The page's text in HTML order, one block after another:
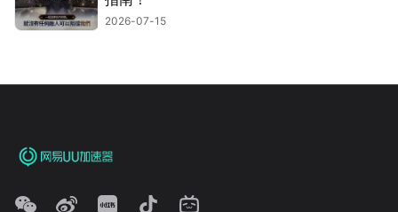
2026-07-15